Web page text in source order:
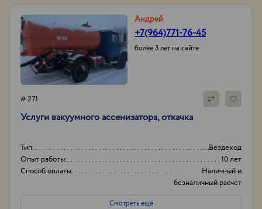
Андрей
+7(964)771-76-45
более 3 лет на сайте
# 271
Услуги вакуумного ассенизатора, откачка
Тип
Вездеход
Опыт работы:
10 лет
Способ оплаты
Наличный и
безналичный расчёт
Порядок оплаты
Предоплата
Смотреть еще